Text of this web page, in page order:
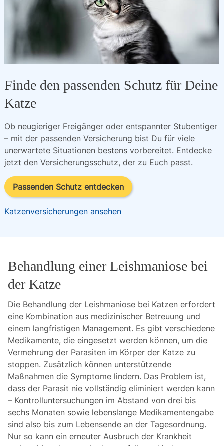
Finde den passenden Schutz für Deine
Katze
Ob neugieriger Freigänger oder entspannter Stubentiger
– mit der passenden Versicherung bist Du für viele
unerwartete Situationen bestens vorbereitet. Entdecke
jetzt den Versicherungsschutz, der zu Euch passt.
Passenden Schutz entdecken
Katzenversicherungen ansehen
Behandlung einer Leishmaniose bei
der Katze
Die Behandlung der Leishmaniose bei Katzen erfordert
eine Kombination aus medizinischer Betreuung und
einem langfristigen Management. Es gibt verschiedene
Medikamente, die eingesetzt werden können, um die
Vermehrung der Parasiten im Körper der Katze zu
stoppen. Zusätzlich können unterstützende
Maßnahmen die Symptome lindern. Das Problem ist,
dass der Parasit nie vollständig eliminiert werden kann
– Kontrolluntersuchungen im Abstand von drei bis
sechs Monaten sowie lebenslange Medikamentengabe
sind also bis zum Lebensende an der Tagesordnung.
Nur so kann ein erneuter Ausbruch der Krankheit